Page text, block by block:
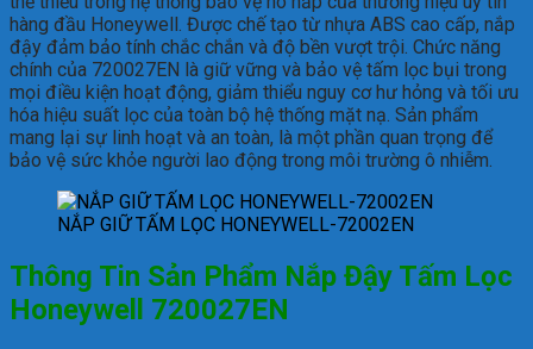
hàng đầu Honeywell. Được chế tạo từ nhựa ABS cao cấp, nắp
đậy đảm bảo tính chắc chắn và độ bền vượt trội. Chức năng
chính của 720027EN l à giữ vững và bảo vệ tấm lọc bụi trong
mọi điều kiện hoạt động, giảm thiểu nguy cơ hư hỏng và tối ưu
hóa hiệu suất lọc của toàn bộ hệ thống mặt nạ. Sản phẩm
mang lại sự linh hoạt và an toàn, là một phần quan trọng để
bảo vệ sức khỏe người lao động trong môi trường ô nhiễm.
NẮP GIỮ TẤM LỌC HONEYWELL-72002EN
Thông Tin Sản Phẩm Nắp Đậy Tấm Lọc
Honeywell 720027EN